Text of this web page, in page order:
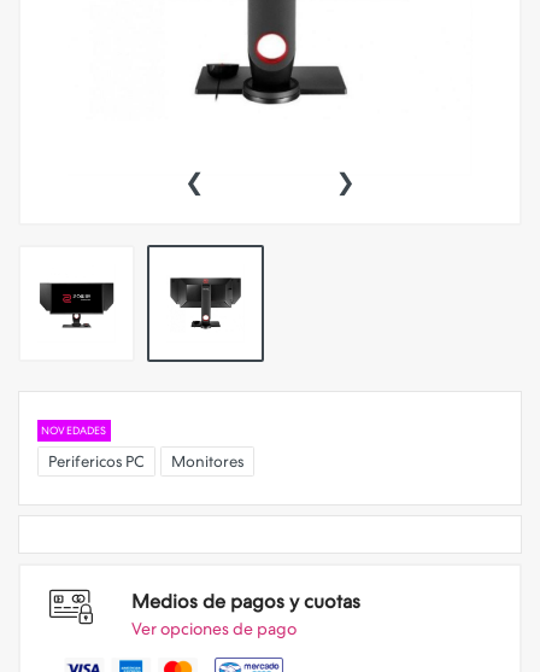
‹ ›
NOVEDADES
Perifericos PC Monitores
Medios de pagos y cuotas
Ver opciones de pago